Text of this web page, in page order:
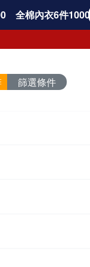
全棉內衣6件1000
篩選條件